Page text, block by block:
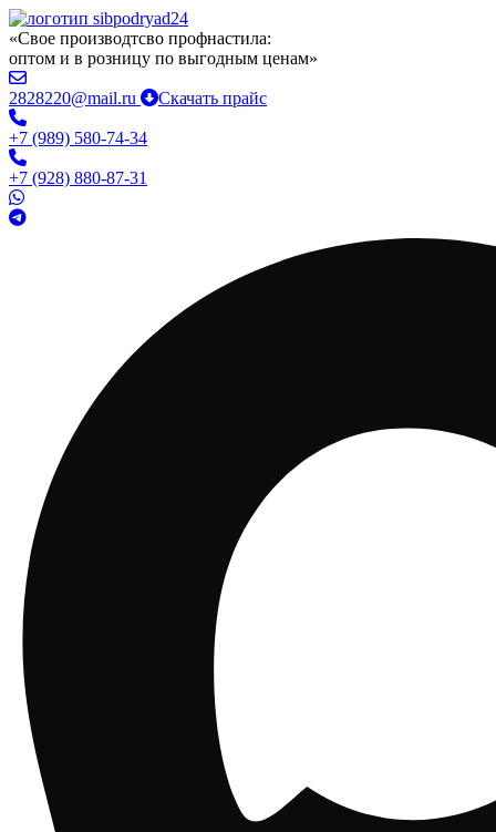
«Свое производтсво профнастила:
оптом и в розницу по выгодным ценам»
2828220@mail.ru Скачать прайс
+7 (989) 580-74-34
+7 (928) 880-87-31